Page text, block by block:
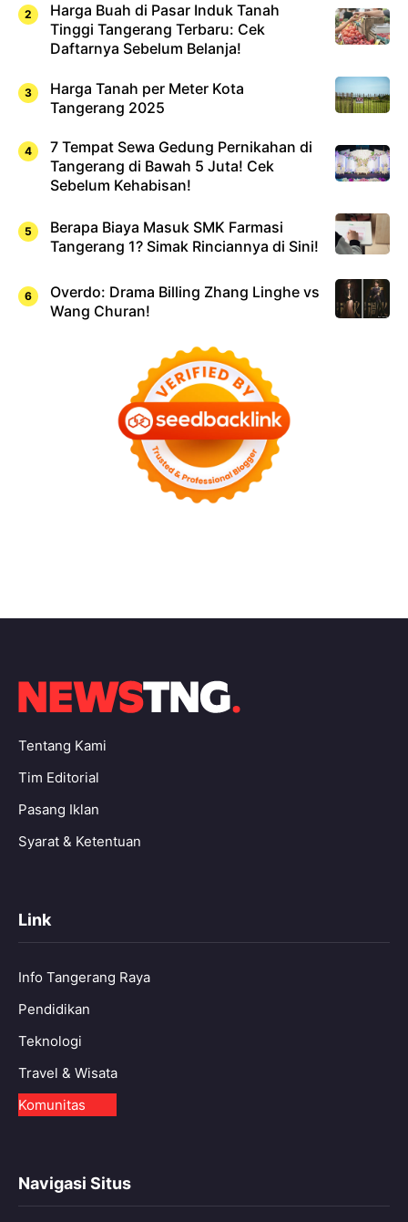
Harga Buah di Pasar Induk Tanah
Tinggi Tangerang Terbaru: Cek
Daftarnya Sebelum Belanja!
Harga Tanah per Meter Kota
Tangerang 2025
7 Tempat Sewa Gedung Pernikahan di
Tangerang di Bawah 5 Juta! Cek
Sebelum Kehabisan!
Berapa Biaya Masuk SMK Farmasi
Tangerang 1? Simak Rinciannya di Sini!
Overdo: Drama Billing Zhang Linghe vs
Wang Churan!
Tentang Kami
Tim Editorial
Pasang Iklan
Syarat & Ketentuan
Link
Info Tangerang Raya
Pendidikan
Teknologi
Travel & Wisata
Komunitas
Navigasi Situs